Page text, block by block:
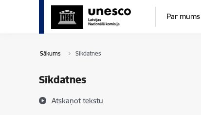
Pāriet uz lapas saturu
Par mums
Sākums Sīkdatnes
Sīkdatnes
Atskaņot tekstu